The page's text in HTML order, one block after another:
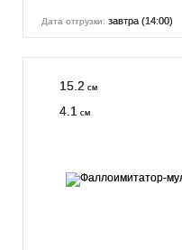
Дата отгрузки: завтра (14:00)
15.2 см
4.1 см